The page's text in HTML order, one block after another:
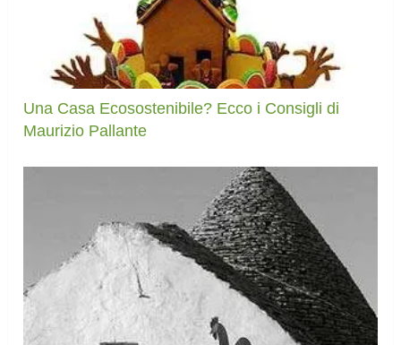
Una Casa Ecosostenibile? Ecco i Consigli di
Maurizio Pallante